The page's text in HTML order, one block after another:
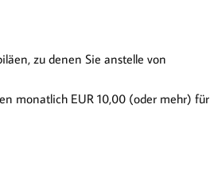
zu denen Sie anstelle von
monatlich EUR 10,00 (oder mehr) für